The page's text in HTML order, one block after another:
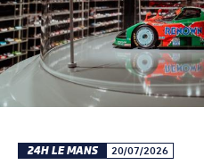
24H LE MANS 20/07/2026